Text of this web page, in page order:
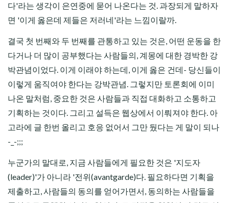
다'라는 생각이 은연중에 묻어 나온다는 것. 과장되게 말하자
면 '이게 옳은데 제들은 저러네'라는 느낌이랄까.
결국 첫 번째와 두 번째를 관통하고 있는 것은, 어떤 운동을 한
다거나 더 많이 공부했다는 사람들의, 계몽에 대한 경박한 강
박관념이었다. 이게 이래야 하는데, 이게 옳은 건데- 당신들이
이렇게 움직여야 한다는 강박관념. 그렇지만 토론회에 이미
나온 말처럼, 중요한 것은 사람들과 직접 대화하고 소통하고
기획하는 것이다. 그리고 설득은 웹상에서 이뤄져야 한다. 아
고라에 글 한번 올리고 호응 없어서 그만 뒀다는 게 말이 되나
-_-;;;
누군가의 말대로, 지금 사람들에게 필요한 것은 '지도자
(leader)'가 아니라 '전위(avantgarde)다. 필요하다면 기획을
제출하고, 사람들의 동의를 얻어가면서, 동의하는 사람들을